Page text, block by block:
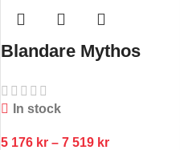
Blandare Mythos
In stock
5 176 kr – 7 519 kr